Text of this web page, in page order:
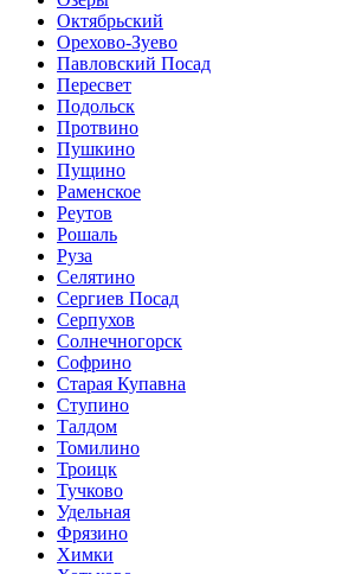
Октябрьский
Орехово-Зуево
Павловский Посад
Пересвет
Подольск
Протвино
Пушкино
Пущино
Раменское
Реутов
Рошаль
Руза
Селятино
Сергиев Посад
Серпухов
Солнечногорск
Софрино
Старая Купавна
Ступино
Талдом
Томилино
Троицк
Тучково
Удельная
Фрязино
Химки